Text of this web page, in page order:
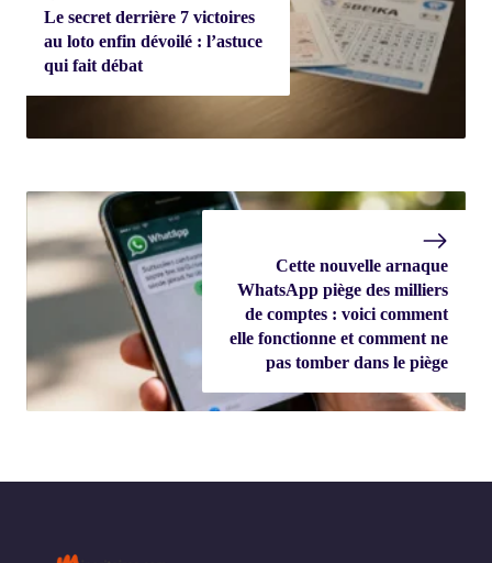
Le secret derrière 7 victoires
au loto enfin dévoilé : l’astuce
qui fait débat
Cette nouvelle arnaque
WhatsApp piège des milliers
de comptes : voici comment
elle fonctionne et comment ne
pas tomber dans le piège